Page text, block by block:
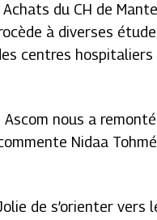
du CH de
à diverses
centres hospitaliers
nous a
Nidaa
de s’orienter vers